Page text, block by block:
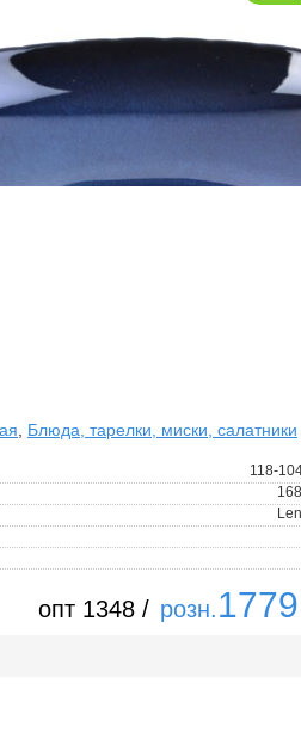
Блюда, тарелки, миски, салатники
118-
опт 1348 / розн.1779